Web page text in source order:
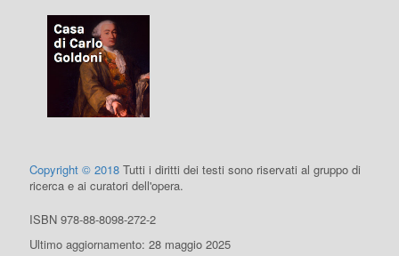
Copyright © 2018 Tutti i diritti dei testi sono riservati al gruppo di
ricerca e ai curatori dell'opera.
ISBN 978-88-8098-272-2
Ultimo aggiornamento: 28 maggio 2025